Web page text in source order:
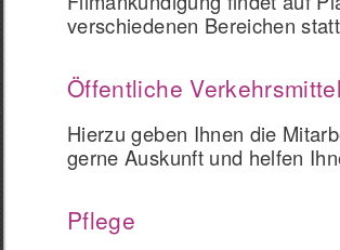
verschiedenen Bereichen
Öffentliche Verkehrsmittel
Hierzu geben Ihnen die
gerne Auskunft und helfen
Pflege